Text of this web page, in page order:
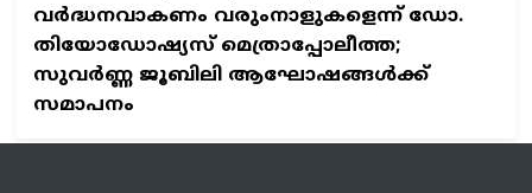
വർദ്ധനവാകണം വരുംനാളുകളെന്ന് ഡോ.
തിയോഡോഷ്യസ് മെത്രാപ്പോലീത്ത;
സുവര്‍ണ്ണ ജൂബിലി ആഘോഷങ്ങള്‍ക്ക്
സമാപനം